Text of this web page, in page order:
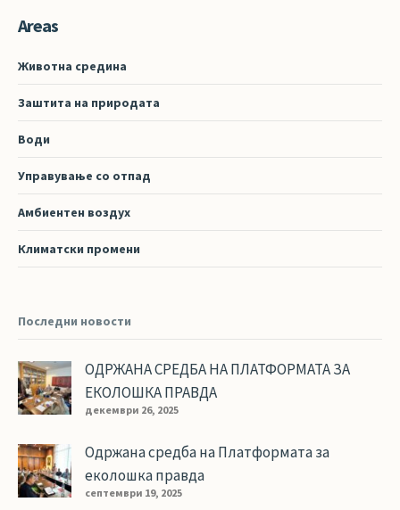
Areas
Животна средина
Заштита на природата
Води
Управување со отпад
Амбиентен воздух
Климатски промени
Последни новости
ОДРЖАНА СРЕДБА НА ПЛАТФОРМАТА ЗА
ЕКОЛОШКА ПРАВДА
декември 26, 2025
Одржана средба на Платформата за
еколошка правда
септември 19, 2025